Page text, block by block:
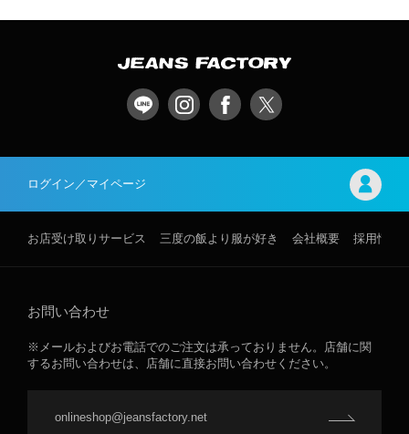
ログイン／マイページ
お店受け取りサービス 三度の飯より服が好き 会社概要 採用情報
お問い合わせ
※メールおよびお電話でのご注文は承っておりません。店舗に関
するお問い合わせは、店舗に直接お問い合わせください。
onlineshop@jeansfactory.net